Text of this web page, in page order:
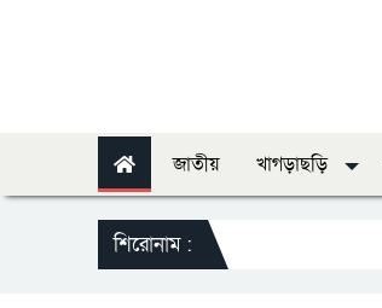
জাতীয় খাগড়াছড়ি
শিরোনাম :